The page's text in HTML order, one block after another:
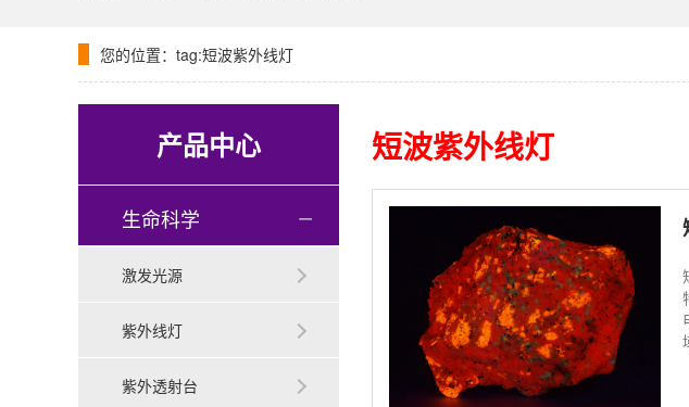
您的位置： tag:短波紫外线灯
产品中心
生命科学
激发光源
紫外线灯
紫外透射台
短波紫外线灯